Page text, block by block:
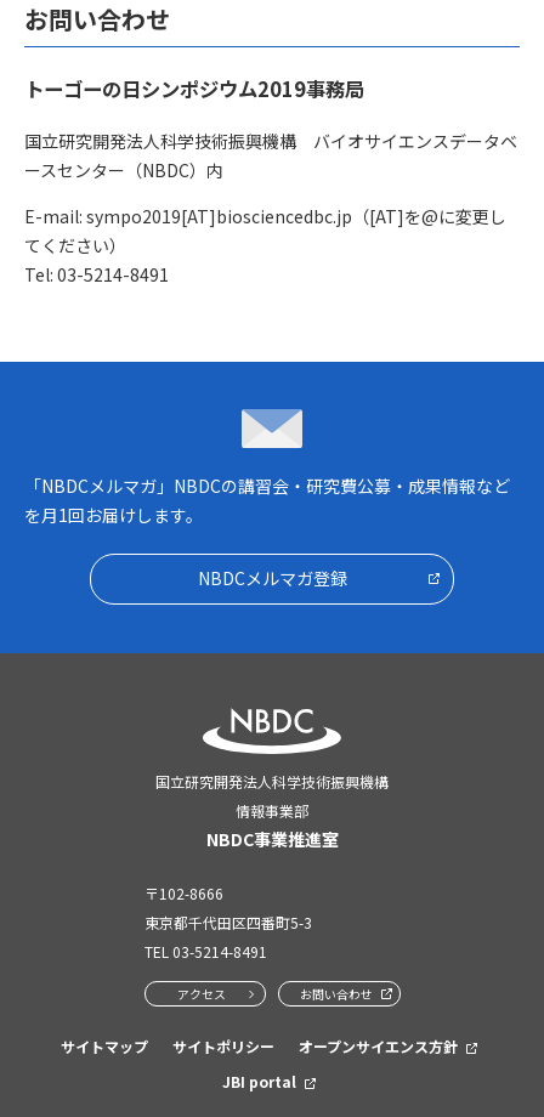
お問い合わせ
トーゴーの日シンポジウム2019事務局
国立研究開発法人科学技術振興機構 バイオサイエンスデータベ
ースセンター（NBDC）内
E-mail: sympo2019[AT]biosciencedbc.jp（[AT]を@に変更し
てください）
Tel: 03-5214-8491
「NBDCメルマガ」NBDCの講習会・研究費公募・成果情報など
を月1回お届けします。
NBDCメルマガ登録
国立研究開発法人科学技術振興機構
情報事業部
NBDC事業推進室
〒102-8666
東京都千代田区四番町5-3
TEL 03-5214-8491
アクセス お問い合わせ
サイトマップ サイトポリシー
オープンサイエンス方針
JBI portal